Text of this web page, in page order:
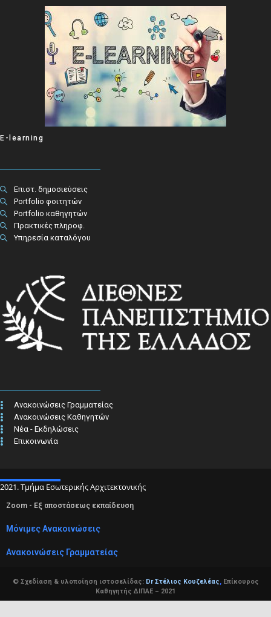
E-learning
Επιστ. δημοσιεύσεις
Portfolio φοιτητών
Portfolio καθηγητών
Πρακτικές πληροφ.​
Υπηρεσία καταλόγου
Ανακοινώσεις Γραμματείας
Ανακοινώσεις Καθηγητών
Νέα - Εκδηλώσεις
Επικοινωνία
2021. Τμήμα Εσωτερικής Αρχιτεκτονικής
Zoom - Εξ αποστάσεως εκπαίδευση
Μόνιμες Ανακοινώσεις
Ανακοινώσεις Γραμματείας
© Σχεδίαση & υλοποίηση ιστοσελίδας: Dr Στέλιος Κουζελέας,Επίκουρος
Καθηγητής ΔΙΠΑΕ – 2021